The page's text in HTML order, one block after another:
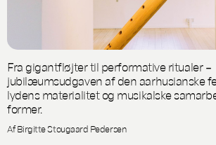
Fra gigantfløjter til performative ritualer –
jubilæumsudgaven af den aarhusianske
lydens materialitet og musikalske
former.
Af Birgitte Stougaard Pedersen